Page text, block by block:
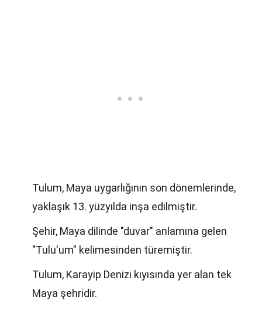
Tulum, Maya uygarlığının son dönemlerinde,
yaklaşık 13. yüzyılda inşa edilmiştir.
Şehir, Maya dilinde "duvar" anlamına gelen
"Tulu'um" kelimesinden türemiştir.
Tulum, Karayip Denizi kıyısında yer alan tek
Maya şehridir.